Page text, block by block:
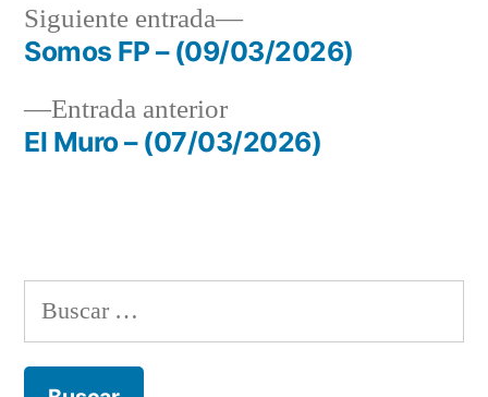
Navegación
de
entradas
Entrada anteriorEntrada
anterior:
El Muro – (07/03/2026)
Siguiente entrada
Siguiente
entrada:
Somos FP – (09/03/2026)
Buscar: